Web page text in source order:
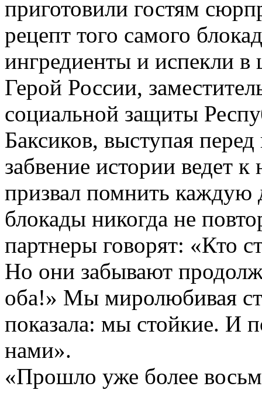
приготовили гостям
рецепт того самого
ингредиенты и испекли
Герой России,
социальной защиты
Баксиков, выступая
забвение истории ведет
призвал помнить каждую
блокады никогда не
партнеры говорят: «Кто
Но они забывают
оба!» Мы миролюбивая
показала: мы стойкие. И
нами».
«Прошло уже более